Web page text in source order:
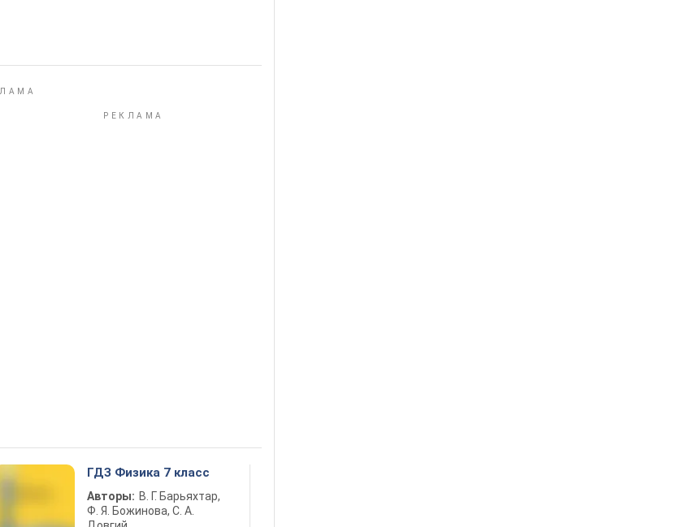
ГДЗ Физика 7 класс
Авторы: В. Г. Барьяхтар,
Ф. Я. Божинова, С. А.